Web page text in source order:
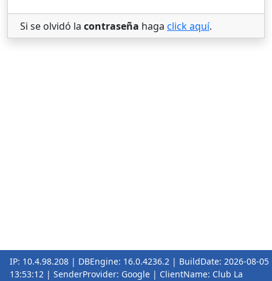
Si se olvidó la contraseña haga click aquí.
IP: 10.4.98.208 | DBEngine: 16.0.4236.2 | BuildDate: 2026-08-05
13:53:12 | SenderProvider: Google | ClientName: Club La